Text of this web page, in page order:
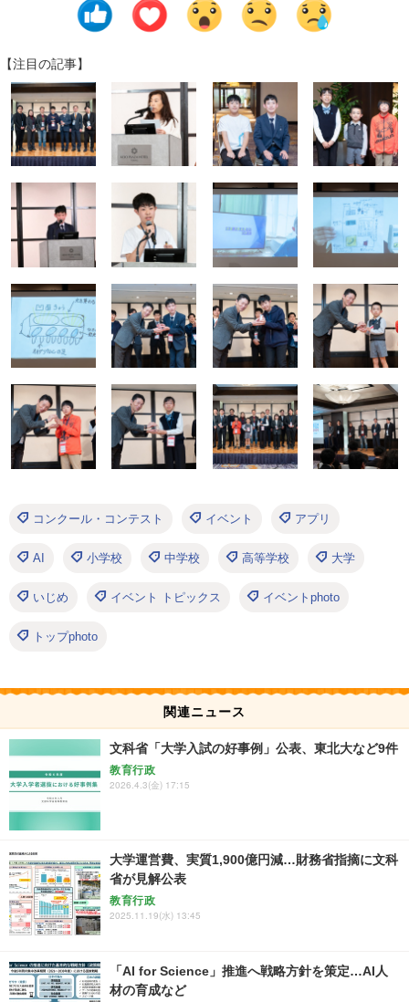
【注目の記事】
コンクール・コンテスト イベント アプリ
AI 小学校 中学校 高等学校 大学
いじめ イベント トピックス イベントphoto
トップphoto
関連ニュース
文科省「大学入試の好事例」公表、東北大など9件
教育行政
2026.4.3(金) 17:15
大学運営費、実質1,900億円減…財務省指摘に文科
省が見解公表
教育行政
2025.11.19(水) 13:45
「AI for Science」推進へ戦略方針を策定…AI人
材の育成など